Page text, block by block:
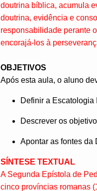
doutrina bíblica, acumula
doutrina, evidência e
responsabilidade perante
encorajá-los à
OBJETIVOS
Após esta aula, o aluno
Definir a Escatologia
Descrever os
Apontar as fontes da
SÍNTESE TEXTUAL
A Segunda Epístola de
cinco províncias romanas